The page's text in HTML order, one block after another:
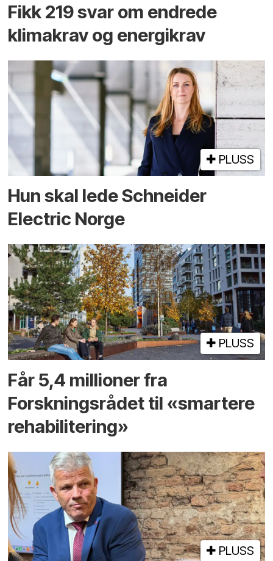
Fikk 219 svar om endrede
klimakrav og energikrav
PLUSS
Hun skal lede Schneider
Electric Norge
PLUSS
Får 5,4 millioner fra
Forskningsrådet til «smartere
rehabilitering»
PLUSS